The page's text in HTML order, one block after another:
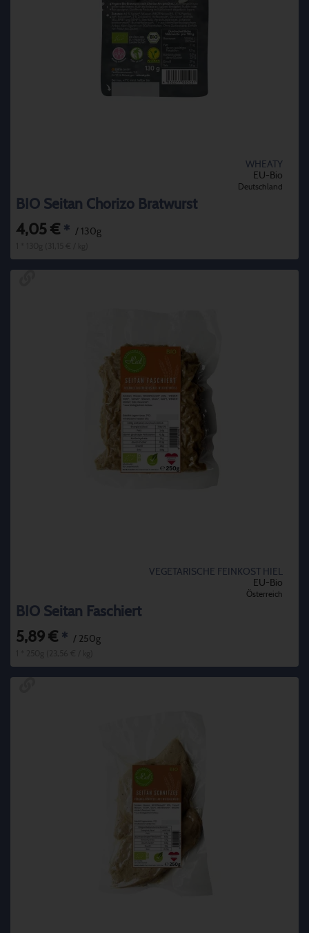
WHEATY
EU-Bio
Deutschland
BIO Seitan Chorizo Bratwurst
4,05 € * / 130g
VEGETARISCHE FEINKOST HIEL
EU-Bio
Österreich
BIO Seitan Faschiert
5,89 € * / 250g